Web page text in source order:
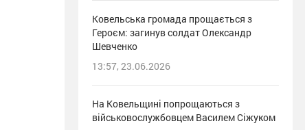
Ковельська громада прощається з
Героєм: загинув солдат Олександр
Шевченко
13:57, 23.06.2026
На Ковельщині попрощаються з
військовослужбовцем Василем Сіжуком